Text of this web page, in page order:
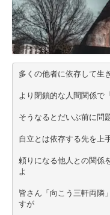
多くの他者に依存して生
より閉鎖的な人間関係で
そうなるとだいぶ前に問
自立とは依存する先を上
頼りになる他人との関係
よ
皆さん「向こう三軒両隣
すが